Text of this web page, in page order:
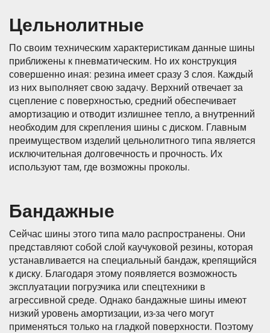
Цельнолитные
По своим техническим характеристикам данные шины
приближены к пневматическим. Но их конструкция
совершенно иная: резина имеет сразу 3 слоя. Каждый
из них выполняет свою задачу. Верхний отвечает за
сцепление с поверхностью, средний обеспечивает
амортизацию и отводит излишнее тепло, а внутренний
необходим для скрепления шины с диском. Главным
преимуществом изделий цельнолитного типа является
исключительная долговечность и прочность. Их
используют там, где возможны проколы.
Бандажные
Сейчас шины этого типа мало распространены. Они
представляют собой слой каучуковой резины, которая
устанавливается на специальный бандаж, крепящийся
к диску. Благодаря этому появляется возможность
эксплуатации погрузчика или спецтехники в
агрессивной среде. Однако бандажные шины имеют
низкий уровень амортизации, из-за чего могут
применяться только на гладкой поверхности. Поэтому